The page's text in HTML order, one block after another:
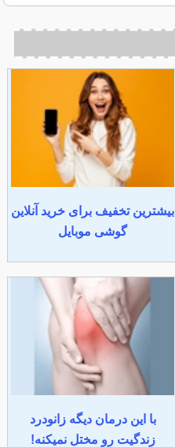
بیشترین تخفیف برای خرید آنلاین
گوشی موبایل
با این درمان دیگه زانودرد
زندگیت رو مختل نمیکنه!